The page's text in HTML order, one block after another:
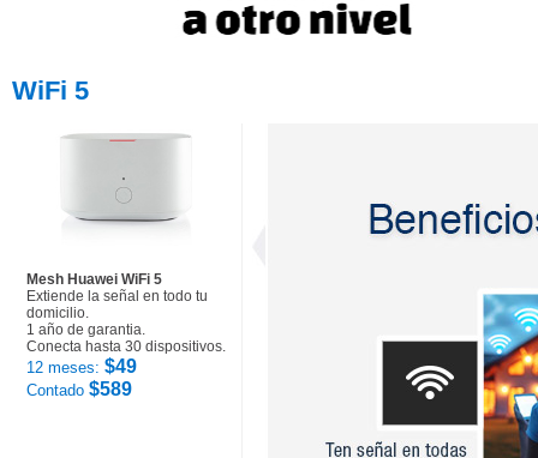
WiFi 5
Mesh Huawei WiFi 5
Extiende la señal en todo tu
domicilio.
1 año de garantia.
Conecta hasta 30 dispositivos.
12 meses: $49
Contado $589